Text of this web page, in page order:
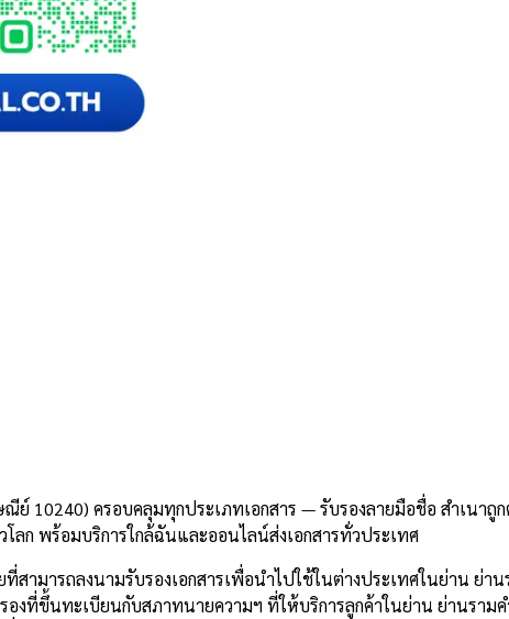
10240) ครอบคลุมทุกประเภทเอกสาร — รับรองลายมือชื่อ สำเนาถู
ก พร้อมบริการใกล้ฉันและออนไลน์ส่งเอกสารทั่วประเทศ
ามารถลงนามรับรองเอกสารเพื่อนำไปใช้ในต่างประเทศในย่าน ย่า
งที่ขึ้นทะเบียนกับสภาทนายความฯ ที่ให้บริการลูกค้าในย่าน ย่านรา